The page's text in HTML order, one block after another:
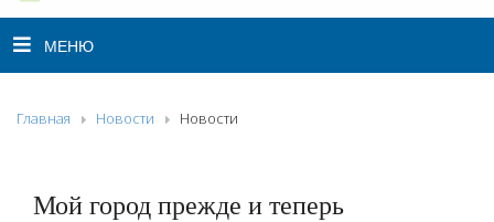
МЕНЮ
НОВОСТИ
К СВЕДЕНИЮ
Главная Новости Новости
Мой город прежде и теперь